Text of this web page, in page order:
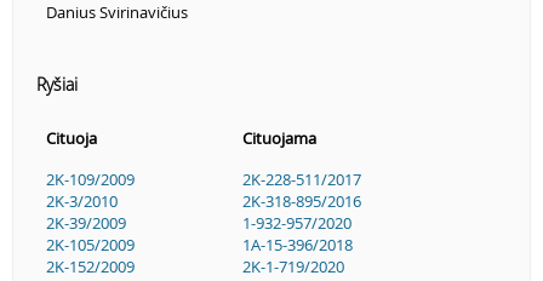
Danius Svirinavičius
Ryšiai
Cituoja
Cituojama
2K-109/2009
2K-3/2010
2K-39/2009
2K-105/2009
2K-152/2009
2K-228-511/2017
2K-318-895/2016
1-932-957/2020
1A-15-396/2018
2K-1-719/2020